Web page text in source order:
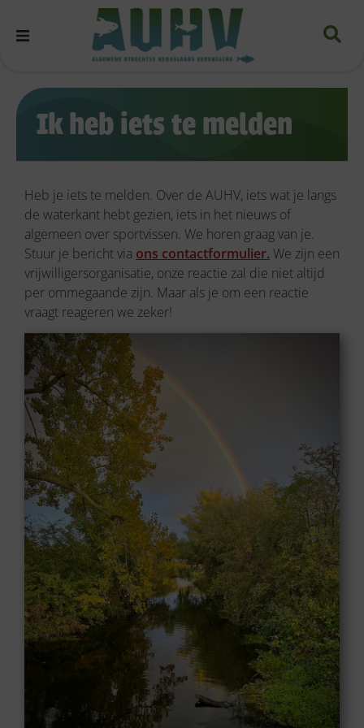
Ik heb iets te melden
Heb je iets te melden. Over de AUHV, iets wat je langs
de waterkant hebt gezien, iets in het nieuws of
algemeen over sportvissen. We horen graag van je.
Stuur je bericht via ons contactformulier. We zijn een
vrijwilligersorganisatie, onze reactie zal die niet altijd
per ommegaande zijn. Maar als je om een reactie
vraagt reageren we zeker!